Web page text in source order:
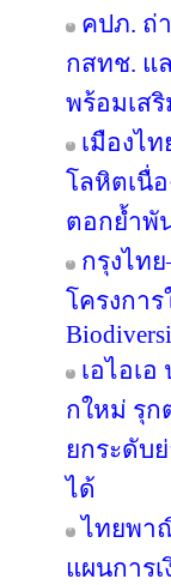
คปภ. ถ่
กสทช. แ
พร้อมเส
เมืองไ
โลหิตเนื่
ตอกย้ำพั
กรุงไท
โครงการ
เอไอเ
กใหม่ รุก
ยกระดับ
ได้
ไทยพา
แผนการ